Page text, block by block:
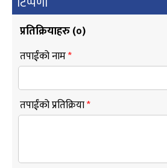
प्रतिक्रियाहरु (०)
तपाईंको नाम*
तपाईंको प्रतिक्रिया*